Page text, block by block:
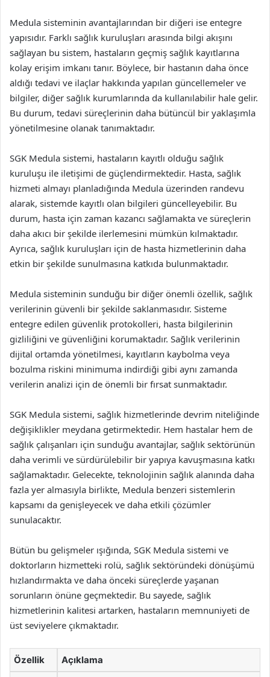
Medula sisteminin avantajlarından bir diğeri ise entegre
yapısıdır. Farklı sağlık kuruluşları arasında bilgi akışını
sağlayan bu sistem, hastaların geçmiş sağlık kayıtlarına
kolay erişim imkanı tanır. Böylece, bir hastanın daha önce
aldığı tedavi ve ilaçlar hakkında yapılan güncellemeler ve
bilgiler, diğer sağlık kurumlarında da kullanılabilir hale gelir.
Bu durum, tedavi süreçlerinin daha bütüncül bir yaklaşımla
yönetilmesine olanak tanımaktadır.
SGK Medula sistemi, hastaların kayıtlı olduğu sağlık
kuruluşu ile iletişimi de güçlendirmektedir. Hasta, sağlık
hizmeti almayı planladığında Medula üzerinden randevu
alarak, sistemde kayıtlı olan bilgileri güncelleyebilir. Bu
durum, hasta için zaman kazancı sağlamakta ve süreçlerin
daha akıcı bir şekilde ilerlemesini mümkün kılmaktadır.
Ayrıca, sağlık kuruluşları için de hasta hizmetlerinin daha
etkin bir şekilde sunulmasına katkıda bulunmaktadır.
Medula sisteminin sunduğu bir diğer önemli özellik, sağlık
verilerinin güvenli bir şekilde saklanmasıdır. Sisteme
entegre edilen güvenlik protokolleri, hasta bilgilerinin
gizliliğini ve güvenliğini korumaktadır. Sağlık verilerinin
dijital ortamda yönetilmesi, kayıtların kaybolma veya
bozulma riskini minimuma indirdiği gibi aynı zamanda
verilerin analizi için de önemli bir fırsat sunmaktadır.
SGK Medula sistemi, sağlık hizmetlerinde devrim niteliğinde
değişiklikler meydana getirmektedir. Hem hastalar hem de
sağlık çalışanları için sunduğu avantajlar, sağlık sektörünün
daha verimli ve sürdürülebilir bir yapıya kavuşmasına katkı
sağlamaktadır. Gelecekte, teknolojinin sağlık alanında daha
fazla yer almasıyla birlikte, Medula benzeri sistemlerin
kapsamı da genişleyecek ve daha etkili çözümler
sunulacaktır.
Bütün bu gelişmeler ışığında, SGK Medula sistemi ve
doktorların hizmetteki rolü, sağlık sektöründeki dönüşümü
hızlandırmakta ve daha önceki süreçlerde yaşanan
sorunların önüne geçmektedir. Bu sayede, sağlık
hizmetlerinin kalitesi artarken, hastaların memnuniyeti de
üst seviyelere çıkmaktadır.
Özellik Açıklama